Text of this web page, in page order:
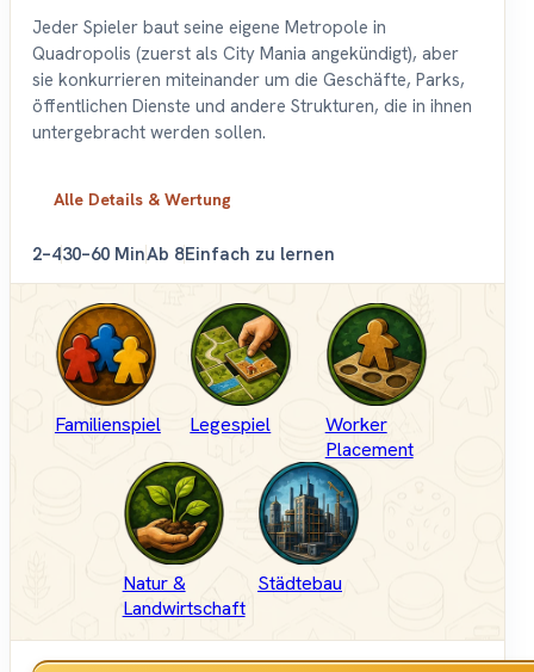
Jeder Spieler baut seine eigene Metropole in
Quadropolis (zuerst als City Mania angekündigt), aber
sie konkurrieren miteinander um die Geschäfte, Parks,
öffentlichen Dienste und andere Strukturen, die in ihnen
untergebracht werden sollen.
Alle Details & Wertung
2–430–60 MinAb 8Einfach zu lernen
Familienspiel Legespiel
Worker
Placement
Natur &
Landwirtschaft
Städtebau